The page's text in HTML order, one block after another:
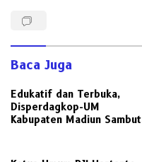
Baca Juga
Edukatif dan Terbuka,
Disperdagkop-UM
Kabupaten Madiun Sambut
Regulasi Koperasi